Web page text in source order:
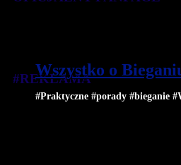
Wszystko o
#Praktyczne #porady #bieganie
#REKLAMA